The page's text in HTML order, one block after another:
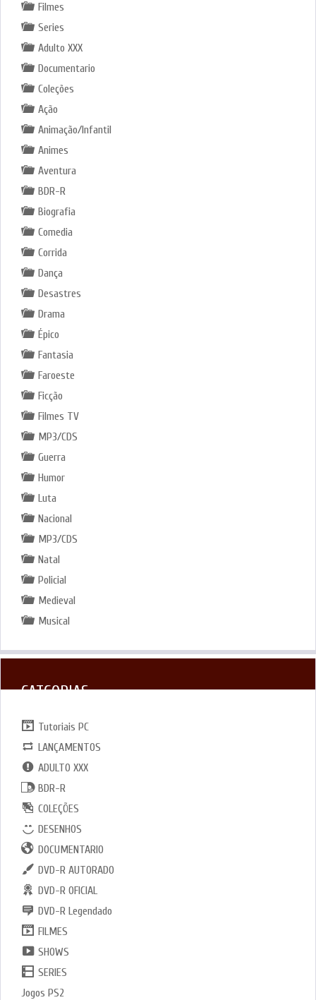
Filmes
Series
Adulto XXX
Documentario
Coleções
Ação
Animação/Infantil
Animes
Aventura
BDR-R
Biografia
Comedia
Corrida
Dança
Desastres
Drama
Épico
Fantasia
Faroeste
Ficção
Filmes TV
MP3/CDS
Guerra
Humor
Luta
Nacional
MP3/CDS
Natal
Policial
Medieval
Musical
CATGORIAS
Tutoriais PC
LANÇAMENTOS
ADULTO XXX
BDR-R
COLEÇÕES
DESENHOS
DOCUMENTARIO
DVD-R AUTORADO
DVD-R OFICIAL
DVD-R Legendado
FILMES
SHOWS
SERIES
Jogos PS2